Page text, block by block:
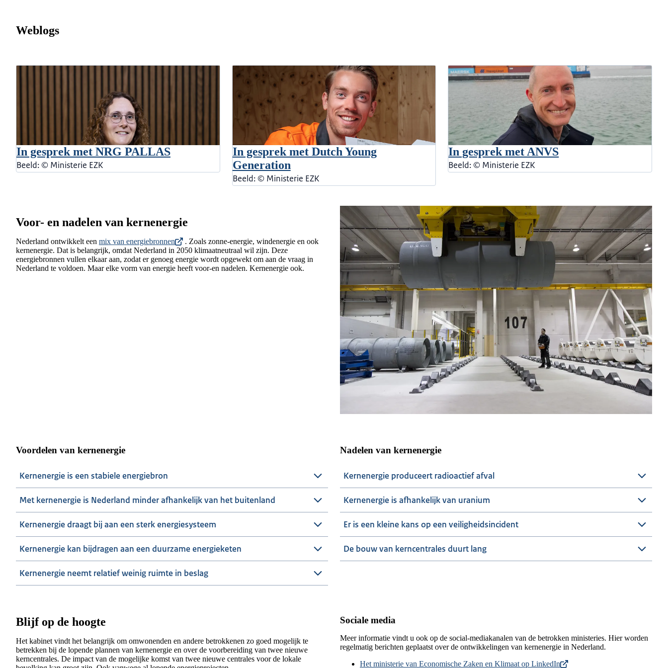
Weblogs
In gesprek met NRG PALLAS
Beeld: © Ministerie EZK
In gesprek met Dutch Young
Generation
Beeld: © Ministerie EZK
In gesprek met ANVS
Beeld: © Ministerie EZK
Voor- en nadelen van kernenergie
Nederland ontwikkelt een mix van energiebronnen
. Zoals zonne-energie, windenergie en ook
kernenergie. Dat is belangrijk, omdat Nederland in 2050 klimaatneutraal wil zijn. Deze
energiebronnen vullen elkaar aan, zodat er genoeg energie wordt opgewekt om aan de vraag in
Nederland te voldoen. Maar elke vorm van energie heeft voor-en nadelen. Kernenergie ook.
Voordelen van kernenergie
Kernenergie is een stabiele energiebron
Met kernenergie is Nederland minder afhankelijk van het buitenland
Kernenergie draagt bij aan een sterk energiesysteem
Kernenergie kan bijdragen aan een duurzame energieketen
Kernenergie neemt relatief weinig ruimte in beslag
Nadelen van kernenergie
Kernenergie produceert radioactief afval
Kernenergie is afhankelijk van uranium
Er is een kleine kans op een veiligheidsincident
De bouw van kerncentrales duurt lang
Blijf op de hoogte
Het kabinet vindt het belangrijk om omwonenden en andere betrokkenen zo goed mogelijk te
betrekken bij de lopende plannen van kernenergie en over de voorbereiding van twee nieuwe
kerncentrales. De impact van de mogelijke komst van twee nieuwe centrales voor de lokale
Sociale media
Meer informatie vindt u ook op de social-mediakanalen van de betrokken ministeries. Hier worden
regelmatig berichten geplaatst over de ontwikkelingen van kernenergie in Nederland.
Het ministerie van Economische Zaken en Klimaat op LinkedIn